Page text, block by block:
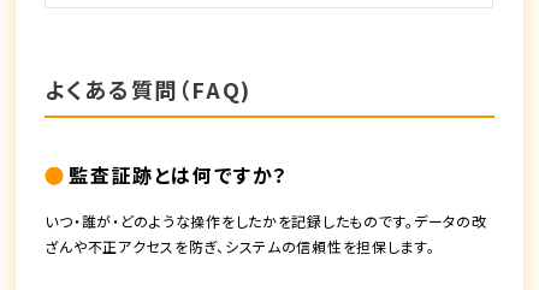
よくある質問（FAQ)
監査証跡とは何ですか？
いつ・誰が・どのような操作をしたかを記録したものです。データの改
ざんや不正アクセスを防ぎ、システムの信頼性を担保します。